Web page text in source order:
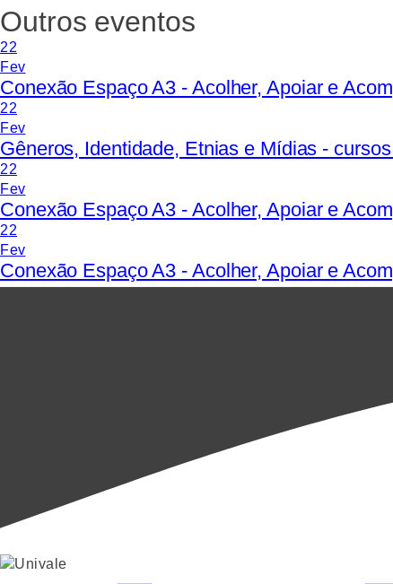
Outros eventos
22
Fev
Conexão Espaço A3 - Acolher, Apoiar e
22
Fev
Gêneros, Identidade, Etnias e Mídias -
22
Fev
Conexão Espaço A3 - Acolher, Apoiar e
22
Fev
Conexão Espaço A3 - Acolher, Apoiar e